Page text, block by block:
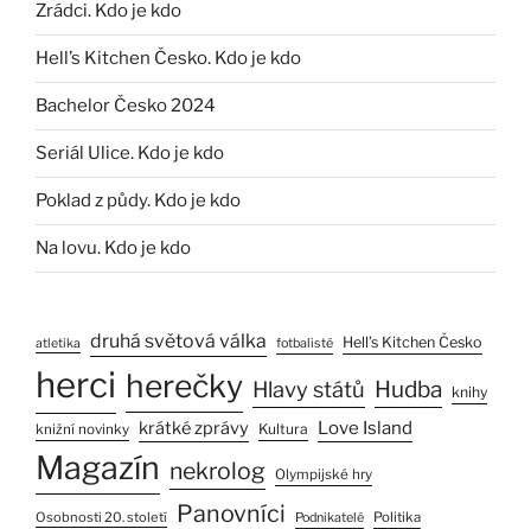
Zrádci. Kdo je kdo
Hell’s Kitchen Česko. Kdo je kdo
Bachelor Česko 2024
Seriál Ulice. Kdo je kdo
Poklad z půdy. Kdo je kdo
Na lovu. Kdo je kdo
atletika druhá světová válka fotbalisté Hell’s Kitchen Česko
herci herečky Hlavy států Hudba knihy
knižní novinky krátké zprávy Kultura Love Island
Magazín nekrolog Olympijské hry
Osobnosti 20. století Panovníci Podnikatelé Politika